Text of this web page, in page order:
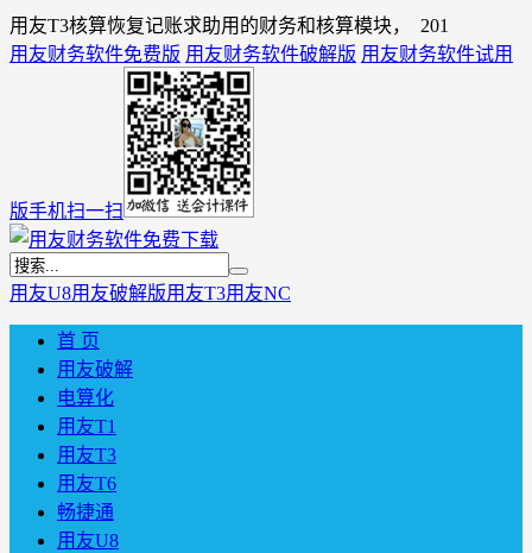
用友T3核算恢复记账求助用的财务和核算模块， 201
用友财务软件免费版 用友财务软件破解版 用友财务软件试用
版手机扫一扫
用友U8用友破解版用友T3用友NC
首 页
用友破解
电算化
用友T1
用友T3
用友T6
畅捷通
用友U8